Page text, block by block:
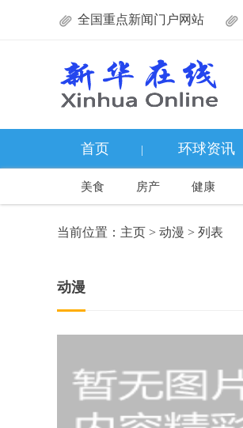
全国重点新闻门户网站
首页 环球资讯
美食 房产 健康
当前位置： 主页 > 动漫 > 列表
动漫